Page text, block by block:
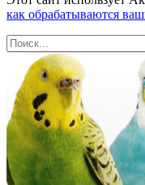
как обрабатываются